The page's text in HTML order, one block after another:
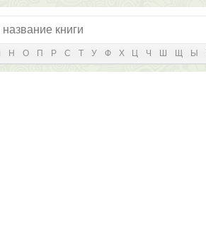
Н О П Р С Т У Ф Х Ц Ч Ш Щ Ы